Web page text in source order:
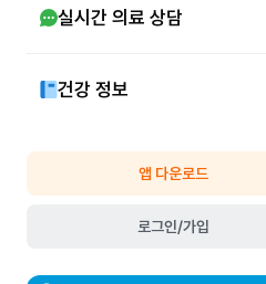
실시간 의료 상담
건강 정보
앱 다운로드
로그인/가입